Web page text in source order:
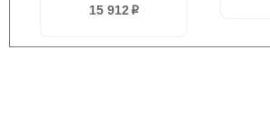
15 912 p